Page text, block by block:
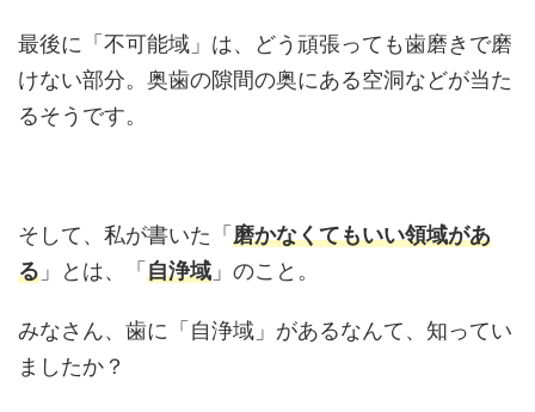
最後に「不可能域」は、どう頑張っても歯磨きで磨
けない部分。奥歯の隙間の奥にある空洞などが当た
るそうです。
そして、私が書いた「 磨かなくてもいい領域があ
る 」とは、「 自浄域 」のこと。
みなさん、歯に「自浄域」があるなんて、知ってい
ましたか？